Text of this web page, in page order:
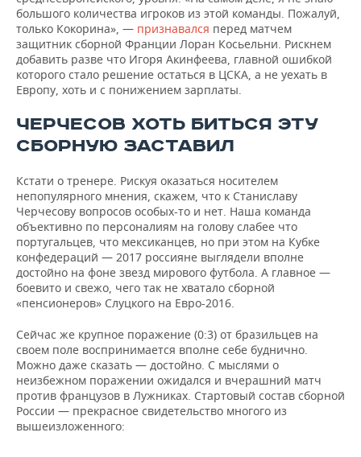
большого количества игроков из этой команды. Пожалуй,
только Кокорина», — признавался перед матчем
защитник сборной Франции Лоран Косьельни. Рискнем
добавить разве что Игоря Акинфеева, главной ошибкой
которого стало решение остаться в ЦСКА, а не уехать в
Европу, хоть и с понижением зарплаты.
ЧЕРЧЕСОВ ХОТЬ БИТЬСЯ ЭТУ
СБОРНУЮ ЗАСТАВИЛ
Кстати о тренере. Рискуя оказаться носителем
непопулярного мнения, скажем, что к Станиславу
Черчесову вопросов особых-то и нет. Наша команда
объективно по персоналиям на голову слабее что
португальцев, что мексиканцев, но при этом на Кубке
конфедераций — 2017 россияне выглядели вполне
достойно на фоне звезд мирового футбола. А главное —
боевито и свежо, чего так не хватало сборной
«пенсионеров» Слуцкого на Евро-2016.
Сейчас же крупное поражение (0:3) от бразильцев на
своем поле воспринимается вполне себе буднично.
Можно даже сказать — достойно. С мыслями о
неизбежном поражении ожидался и вчерашний матч
против французов в Лужниках. Стартовый состав сборной
России — прекрасное свидетельство многого из
вышеизложенного: